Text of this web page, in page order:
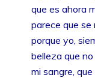
que es ahora
parece que se
porque yo,
belleza que
mi sangre,